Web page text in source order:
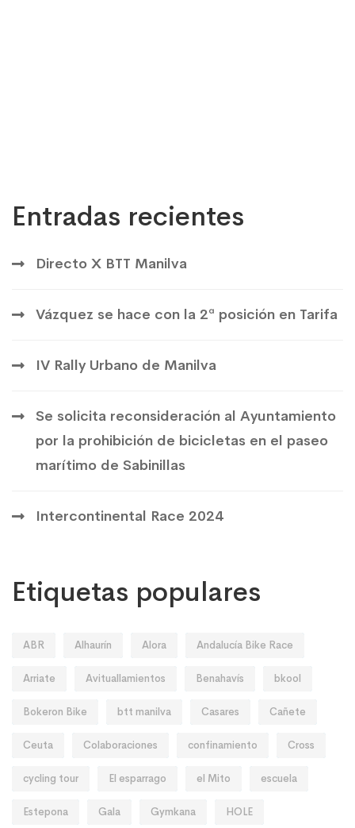
Entradas recientes
Directo X BTT Manilva
Vázquez se hace con la 2ª posición en Tarifa
IV Rally Urbano de Manilva
Se solicita reconsideración al Ayuntamiento
por la prohibición de bicicletas en el paseo
marítimo de Sabinillas
Intercontinental Race 2024
Etiquetas populares
ABR Alhaurín Alora Andalucía Bike Race
Arriate Avituallamientos Benahavís bkool
Bokeron Bike btt manilva Casares Cañete
Ceuta Colaboraciones confinamiento Cross
cycling tour El esparrago el Mito escuela
Estepona Gala Gymkana HOLE